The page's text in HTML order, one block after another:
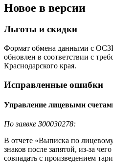
Новое в версии
Льготы и скидки
Формат обмена данными с
обновлен в соответствии с
Краснодарского края.
Исправленные ошибки
Управление лицевыми
По заявке З00030278:
В отчете «Выписка по
знаков после запятой, из-за
совпадать с произведением